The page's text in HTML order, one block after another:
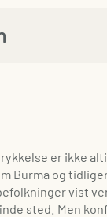
er ikke
Burma og
vist
sted. Men